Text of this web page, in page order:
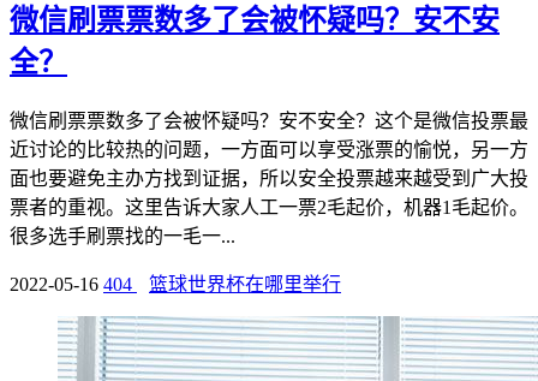
微信刷票票数多了会被怀疑吗？安不安
全？
微信刷票票数多了会被怀疑吗？安不安全？这个是微信投票最
近讨论的比较热的问题，一方面可以享受涨票的愉悦，另一方
面也要避免主办方找到证据，所以安全投票越来越受到广大投
票者的重视。这里告诉大家人工一票2毛起价，机器1毛起价。
很多选手刷票找的一毛一...
2022-05-16 404 篮球世界杯在哪里举行